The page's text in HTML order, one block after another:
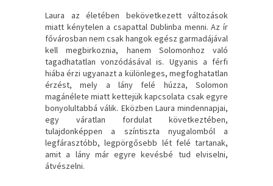
Laura az életében bekövetkezett változások
miatt kénytelen a csapattal Dublinba menni. Az ír
fővárosban nem csak hangok egész garmadájával
kell megbirkoznia, hanem Solomonhoz való
tagadhatatlan vonzódásával is. Ugyanis a férfi
hiába érzi ugyanazt a különleges, megfoghatatlan
érzést, mely a lány felé húzza, Solomon
magánélete miatt kettejük kapcsolata csak egyre
bonyolultabbá válik. Eközben Laura mindennapjai,
egy váratlan fordulat következtében,
tulajdonképpen a színtiszta nyugalomból a
legfárasztóbb, legpörgősebb lét felé tartanak,
amit a lány már egyre kevésbé tud elviselni,
átvészelni.